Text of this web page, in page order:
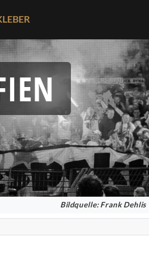
Bildquelle: Frank Dehlis